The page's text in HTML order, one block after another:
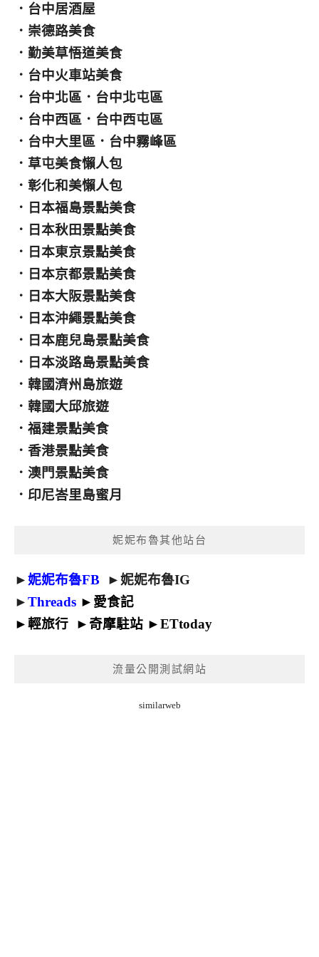
． 台中居酒屋
． 崇德路美食
． 勤美草悟道美食
． 台中火車站美食
． 台中北區 ． 台中北屯區
． 台中西區 ． 台中西屯區
． 台中大里區 ． 台中霧峰區
． 草屯美食懶人包
． 彰化和美懶人包
． 日本福島景點美食
． 日本秋田景點美食
． 日本東京景點美食
． 日本京都景點美食
． 日本大阪景點美食
． 日本沖繩景點美食
． 日本鹿兒島景點美食
． 日本淡路島景點美食
． 韓國濟州島旅遊
． 韓國大邱旅遊
． 福建景點美食
． 香港景點美食
． 澳門景點美食
． 印尼峇里島蜜月
妮妮布魯其他站台
►妮妮布魯FB ►妮妮布魯IG
►Threads ► 愛食記
►輕旅行 ► 奇摩駐站 ►ETtoday
流量公開測試網站
similarweb